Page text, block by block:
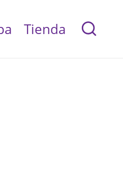
Tienda